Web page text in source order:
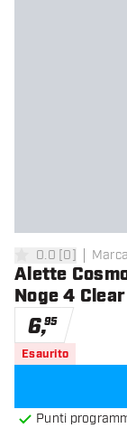
0 stelle di
0.0 [0] Marca
Alette
Noge 4
6,95
Esaurito
Punti